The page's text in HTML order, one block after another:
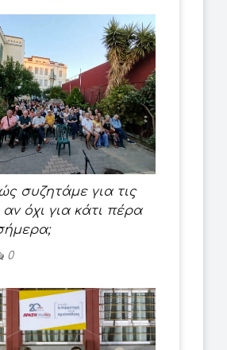
συζητάμε για τις
αν όχι για κάτι πέρα
0